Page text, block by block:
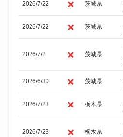
2026/7/22 茨城県
2026/7/22 茨城県
2026/7/2 茨城県
2026/6/30 茨城県
2026/7/23 栃木県
2026/7/23 栃木県